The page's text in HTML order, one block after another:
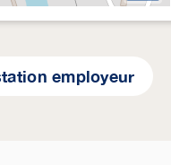
employeur